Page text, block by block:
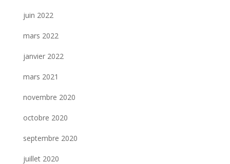
juin 2022
mars 2022
janvier 2022
mars 2021
novembre 2020
octobre 2020
septembre 2020
juillet 2020